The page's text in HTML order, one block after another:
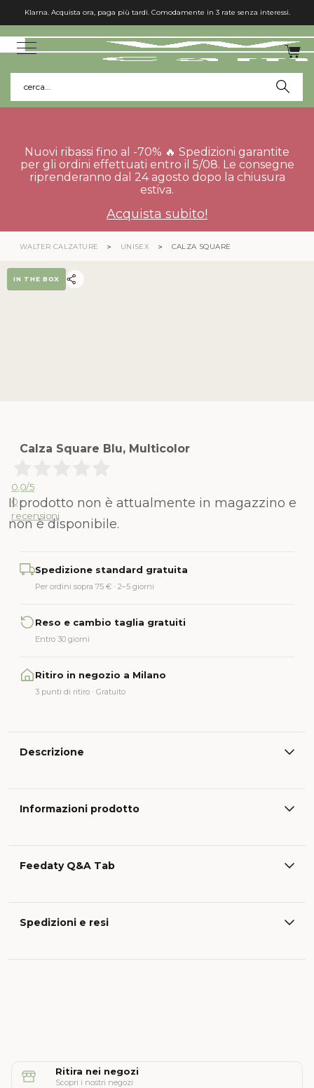
Klarna. Acquista ora, paga più tardi. Comodamente in 3 rate senza interessi.
cerca...
Nuovi ribassi fino al -70% 🔥 Spedizioni garantite
per gli ordini effettuati entro il 5/08. Le consegne
riprenderanno dal 24 agosto dopo la chiusura
estiva.
Acquista subito!
WALTER CALZATURE UNISEX CALZA SQUARE
IN THE BOX
Calza Square Blu, Multicolor
0,0/5
0
recensioni
Il prodotto non è attualmente in magazzino e
non è disponibile.
Spedizione standard gratuita
Per ordini sopra 75 € · 2–5 giorni
Reso e cambio taglia gratuiti
Entro 30 giorni
Ritiro in negozio a Milano
3 punti di ritiro · Gratuito
Descrizione
Informazioni prodotto
Feedaty Q&A Tab
Spedizioni e resi
Ritira nei negozi
Scopri i nostri negozi